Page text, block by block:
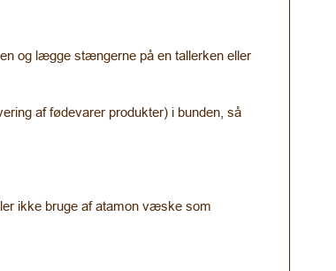
og lægge stængerne på en tallerken eller
af fødevarer produkter) i bunden, så
ikke bruge af atamon væske som